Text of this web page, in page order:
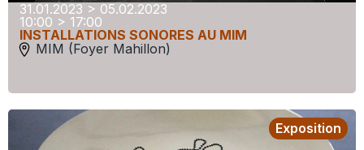
31.01.2023 > 05.02.2023
10:00 > 17:00
INSTALLATIONS SONORES AU MIM
MIM (Foyer Mahillon)
Exposition